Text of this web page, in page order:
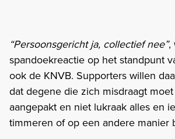
“Persoonsgericht ja, collectief nee”,
spandoekreactie op het standpunt
ook de KNVB. Supporters willen
dat degene die zich misdraagt
aangepakt en niet lukraak alles en
timmeren of op een andere manier